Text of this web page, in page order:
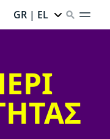
GR | EL